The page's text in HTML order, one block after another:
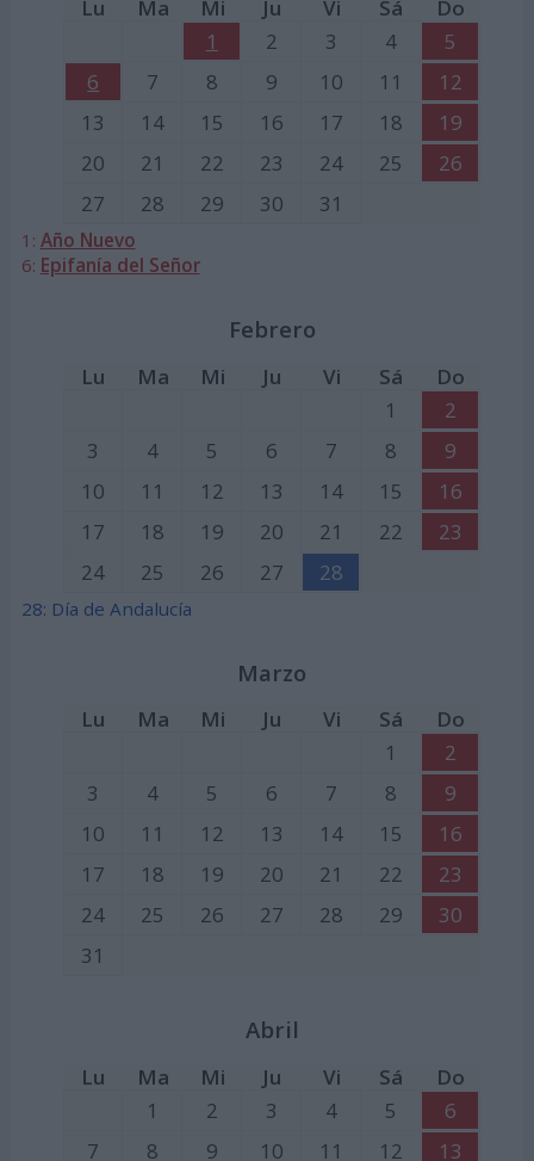
Lu Ma Mi Ju Vi Sá
Do
1
2 3 4
5
6
7 8 9 10 11
12
13
14 15 16 17 18
19
20
21 22 23 24 25
26
27
28 29 30 31
1: Año Nuevo
6: Epifanía del Señor
Febrero
Lu Ma Mi Ju Vi Sá
Do
1
2
3
4 5 6 7 8
9
10
11 12 13 14 15
16
17
18 19 20 21 22
23
24
25 26 27 28
28: Día de Andalucía
Marzo
Lu Ma Mi Ju Vi Sá
Do
1
2
3
4 5 6 7 8
9
10
11 12 13 14 15
16
17
18 19 20 21 22
23
24
25 26 27 28 29
30
31
Abril
Lu Ma Mi Ju Vi Sá
Do
1
2 3 4 5
6
7
8 9 10 11 12 13